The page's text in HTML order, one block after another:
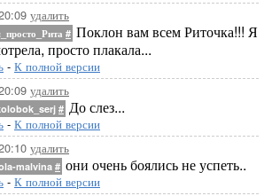
удалить
# Поклон вам всем Риточка!!! Я
просто плакала...
- К полной версии
удалить
# До слез...
- К полной версии
удалить
malvina # они очень боялись не успеть..
- К полной версии